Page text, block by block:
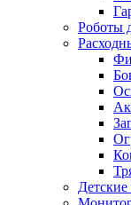
Роботы